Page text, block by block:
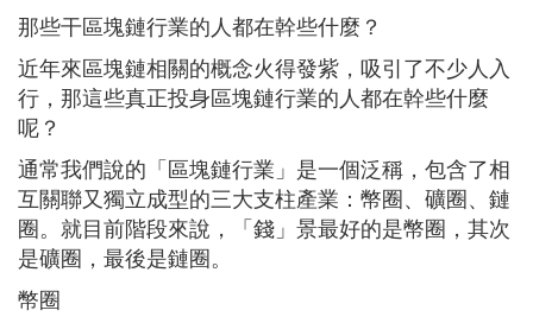
那些干區塊鏈行業的人都在幹些什麼？
近年來區塊鏈相關的概念火得發紫，吸引了不少人入
行，那這些真正投身區塊鏈行業的人都在幹些什麼
呢？
通常我們說的「區塊鏈行業」是一個泛稱，包含了相
互關聯又獨立成型的三大支柱產業：幣圈、礦圈、鏈
圈。就目前階段來說，「錢」景最好的是幣圈，其次
是礦圈，最後是鏈圈。
幣圈